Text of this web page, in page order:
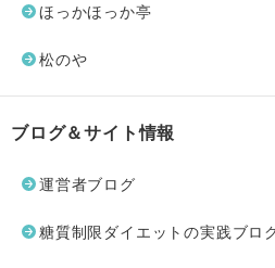
ほっかほっか亭
松のや
ブログ＆サイト情報
運営者ブログ
糖質制限ダイエットの実践ブロ